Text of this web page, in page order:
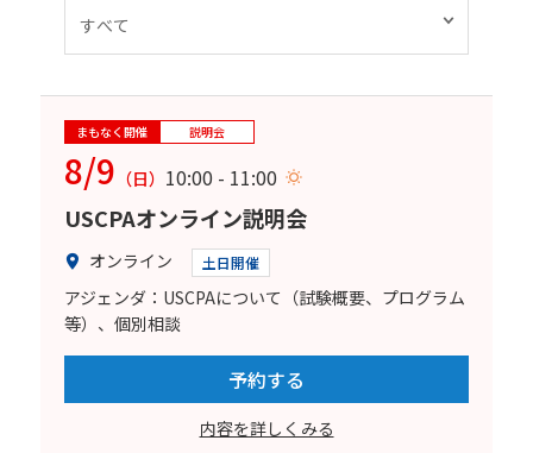
まもなく開催 説明会
8/9 （日） 10:00 - 11:00
USCPAオンライン説明会
オンライン 土日開催
アジェンダ：USCPAについて（試験概要、プログラム
等）、個別相談
予約する
内容を詳しくみる